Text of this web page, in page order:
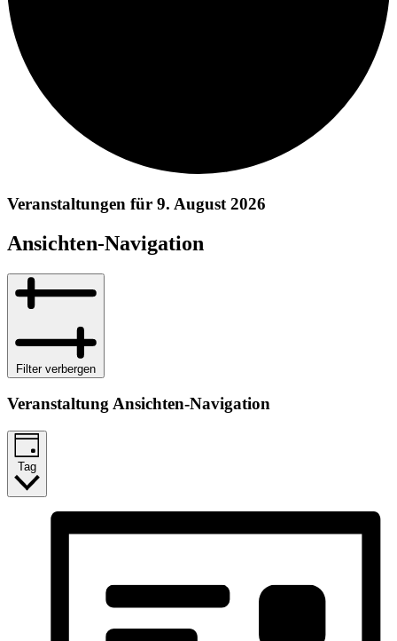
Veranstaltungen für 9. August 2026
Ansichten-Navigation
Filter verbergen
Veranstaltung Ansichten-Navigation
Tag